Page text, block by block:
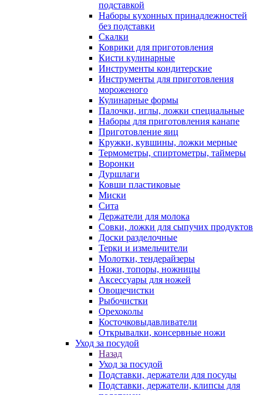
подставкой
Наборы кухонных принадлежностей
без подставки
Скалки
Коврики для приготовления
Кисти кулинарные
Инструменты кондитерские
Инструменты для приготовления
мороженого
Кулинарные формы
Палочки, иглы, ложки специальные
Наборы для приготовления канапе
Приготовление яиц
Кружки, кувшины, ложки мерные
Термометры, спиртометры, таймеры
Воронки
Дуршлаги
Ковши пластиковые
Миски
Сита
Держатели для молока
Совки, ложки для сыпучих продуктов
Доски разделочные
Терки и измельчители
Молотки, тендерайзеры
Ножи, топоры, ножницы
Аксессуары для ножей
Овощечистки
Рыбочистки
Орехоколы
Косточковыдавливатели
Открывалки, консервные ножи
Уход за посудой
Назад
Уход за посудой
Подставки, держатели для посуды
Подставки, держатели, клипсы для